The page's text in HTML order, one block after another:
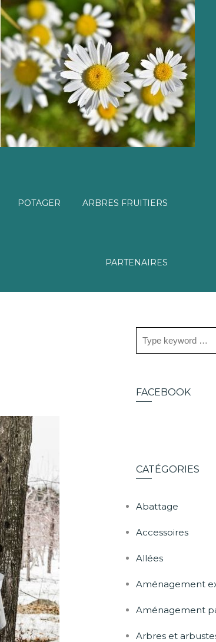
POTAGER ARBRES FRUITIERS
PARTENAIRES
FACEBOOK
CATÉGORIES
Abattage
Accessoires
Allées
Aménagement
Aménagement
Arbres et